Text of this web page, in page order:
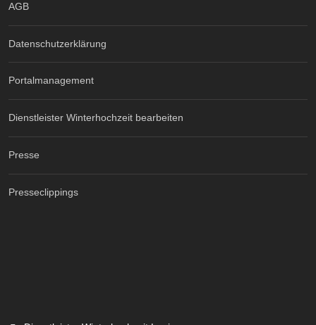
AGB
Datenschutzerklärung
Portalmanagement
Dienstleister Winterhochzeit bearbeiten
Presse
Presseclippings